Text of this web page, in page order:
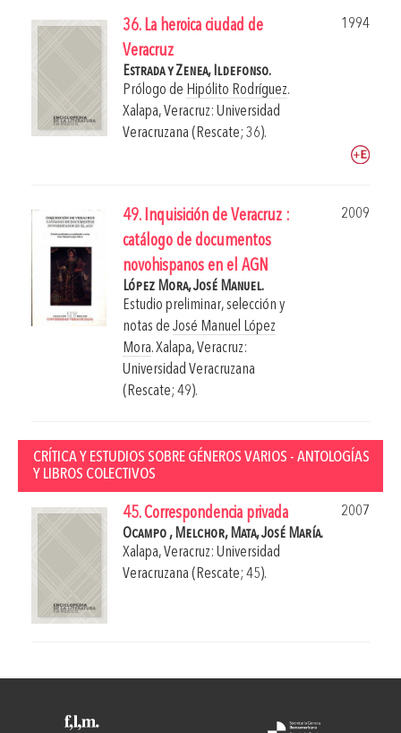
36. La heroica ciudad de
Veracruz
1994
Estrada y Zenea, Ildefonso.
Prólogo de Hipólito Rodríguez.
Xalapa, Veracruz: Universidad
Veracruzana (Rescate; 36).
49. Inquisición de Veracruz :
catálogo de documentos
novohispanos en el AGN
2009
López Mora, José Manuel.
Estudio preliminar, selección y
notas de José Manuel López
Mora.Xalapa, Veracruz:
Universidad Veracruzana
(Rescate; 49).
CRÍTICA Y ESTUDIOS SOBRE GÉNEROS VARIOS - ANTOLOGÍAS
Y LIBROS COLECTIVOS
45. Correspondencia privada
2007
Ocampo , Melchor, Mata, José María.
Xalapa, Veracruz: Universidad
Veracruzana (Rescate; 45).